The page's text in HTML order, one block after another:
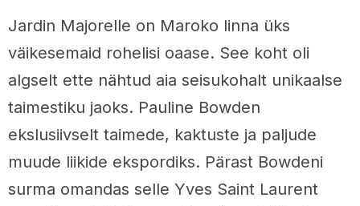
Jardin Majorelle on Maroko linna üks
väikesemaid rohelisi oaase. See koht oli
algselt ette nähtud aia seisukohalt unikaalse
taimestiku jaoks. Pauline Bowden
ekslusiivselt taimede, kaktuste ja paljude
muude liikide ekspordiks. Pärast Bowdeni
surma omandas selle Yves Saint Laurent